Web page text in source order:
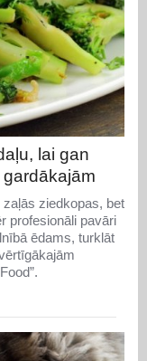
lai gan
ziedkopas, bet
profesionāli pavāri
ēdams, turklāt